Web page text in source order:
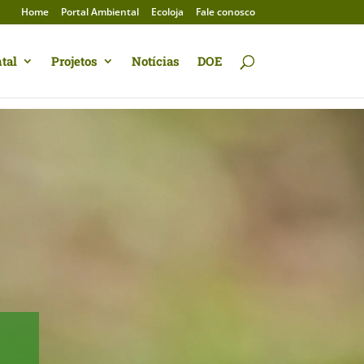
Home Portal Ambiental Ecoloja Fale conosco
Projetos Notícias DOE